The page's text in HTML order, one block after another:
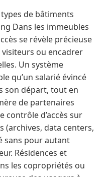
de bâtiments
Dans les immeubles
se révèle précieuse
visiteurs ou encadrer
Un système
qu’un salarié évincé
son départ, tout en
de partenaires
contrôle d’accès sur
(archives, data centers,
sans pour autant
Résidences et
les copropriétés ou